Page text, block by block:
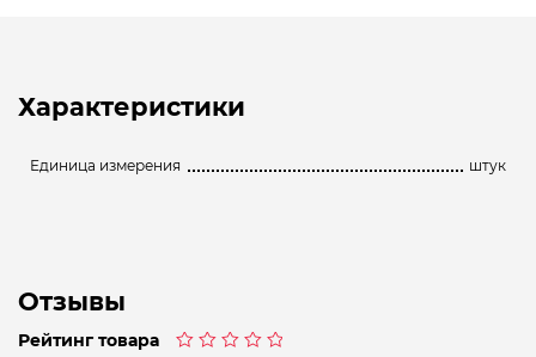
Характеристики
Единица измерения штук
Отзывы
Рейтинг товара